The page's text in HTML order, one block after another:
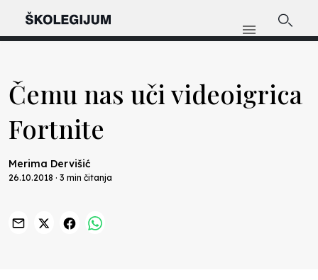
Čemu nas uči videoigrica
Fortnite
Merima Dervišić
26.10.2018 · 3 min čitanja